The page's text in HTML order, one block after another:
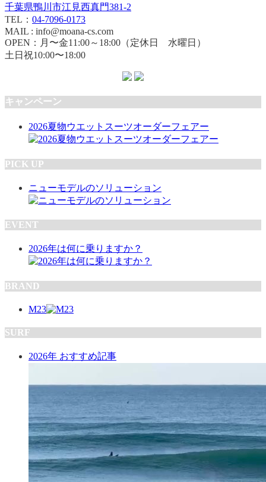
千葉県鴨川市江見西真門381-2
TEL： 04-7096-0173
MAIL : info@moana-cs.com
OPEN：月〜金11:00～18:00（定休日 水曜日）
土日祝10:00〜18:00
キャンペーン
2026夏物ウエットスーツオーダーフェアー
PICK UP
ニューモデルのソリューション
EVENT
2026年は何に乗りますか？
BRAND
M23
SURF
2026年 おすすめ記事